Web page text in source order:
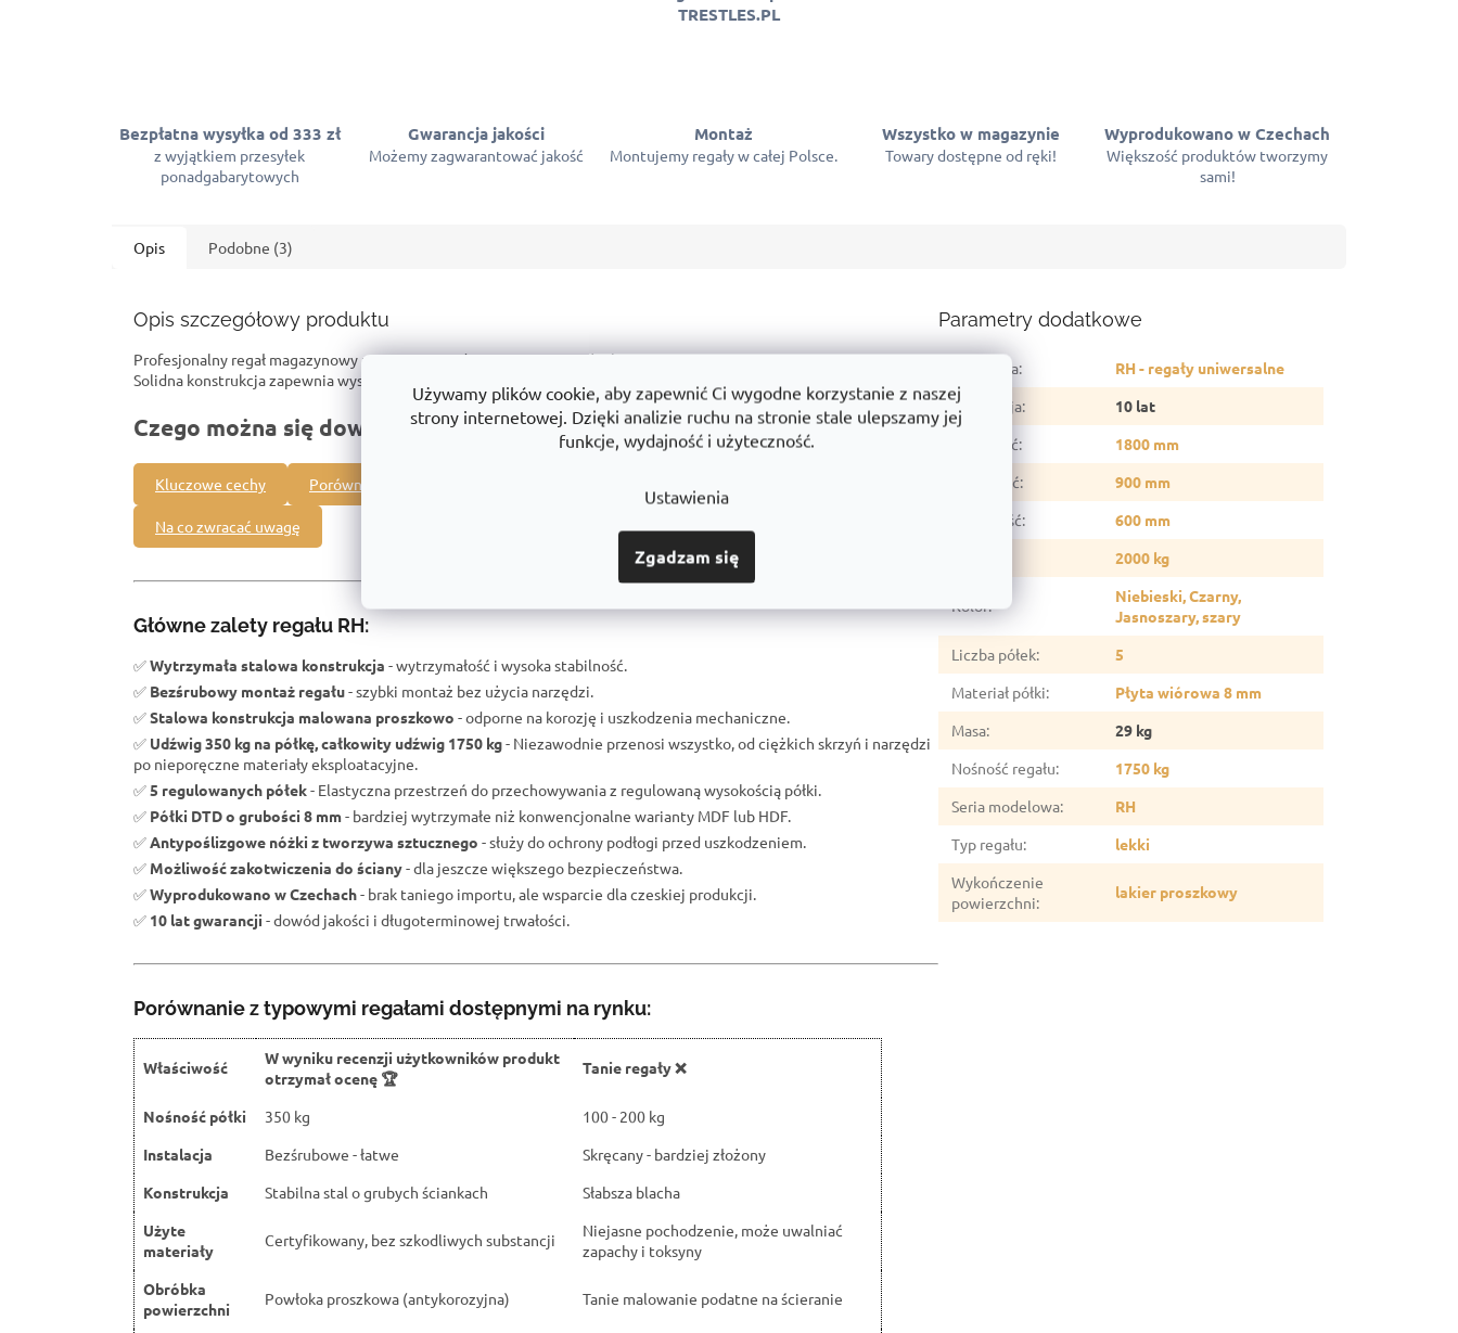
Używamy plików cookie, aby zapewnić Ci wygodne korzystanie z naszej
strony internetowej. Dzięki analizie ruchu na stronie stale ulepszamy jej
funkcje, wydajność i użyteczność.
Ustawienia
Zgadzam się
TRESTLES.PL
Bezpłatna wysyłka od 333 zł
z wyjątkiem przesyłek
ponadgabarytowych
Gwarancja jakości
Możemy zagwarantować jakość
Montaż
Montujemy regały w całej Polsce.
Wszystko w magazynie
Towary dostępne od ręki!
Wyprodukowano w Czechach
Większość produktów tworzymy
sami!
Opis Podobne (3)
Opis szczegółowy produktu
Profesjonalny regał magazynowy przeznaczony do intensywnego użytkowania.
Solidna konstrukcja zapewnia wysoką nośność oraz bezpieczne przechowywanie towarów.
Czego można się dowiedzieć o tym produkcie? Na przykład:
Kluczowe cechy Porównanie z innymi produktami
Na co zwracać uwagę
Główne zalety regału RH:
✅Wytrzymała stalowa konstrukcja - wytrzymałość i wysoka stabilność.
✅ Bezśrubowy montaż regału- szybki montaż bez użycia narzędzi.
✅Stalowa konstrukcja malowana proszkowo - odporne na korozję i uszkodzenia mechaniczne.
✅ Udźwig 350 kg na półkę, całkowity udźwig 1750 kg- Niezawodnie przenosi wszystko, od ciężkich skrzyń i narzędzi
po nieporęczne materiały eksploatacyjne.
✅5 regulowanych półek- Elastyczna przestrzeń do przechowywania z regulowaną wysokością półki.
✅ Półki DTD o grubości 8 mm- bardziej wytrzymałe niż konwencjonalne warianty MDF lub HDF.
✅Antypoślizgowe nóżki z tworzywa sztucznego - służy do ochrony podłogi przed uszkodzeniem.
✅ Możliwość zakotwiczenia do ściany- dla jeszcze większego bezpieczeństwa.
✅Wyprodukowano w Czechach- brak taniego importu, ale wsparcie dla czeskiej produkcji.
✅ 10 lat gwarancji - dowód jakości i długoterminowej trwałości.
Porównanie z typowymi regałami dostępnymi na rynku:
Właściwość
W wyniku recenzji użytkowników produkt
otrzymał ocenę 🏆
Tanie regały ❌
Nośność półki 350 kg
100 - 200 kg
Instalacja
Bezśrubowe - łatwe
Skręcany - bardziej złożony
Konstrukcja
Stabilna stal o grubych ściankach
Słabsza blacha
Użyte
materiały
Certyfikowany, bez szkodliwych substancji
Niejasne pochodzenie, może uwalniać
zapachy i toksyny
Obróbka
powierzchni
Powłoka proszkowa (antykorozyjna) Tanie malowanie podatne na ścieranie
Parametry dodatkowe
Kategoria:
RH - regały uniwersalne
Gwarancja:
10 lat
Wysokość:
1800 mm
Szerokość:
900 mm
Głębokość:
600 mm
2000 kg
Kolor:
Niebieski, Czarny,
Jasnoszary, szary
Liczba półek:
5
Materiał półki:
Płyta wiórowa 8 mm
Masa:
29 kg
Nośność regału:
1750 kg
Seria modelowa:
RH
Typ regału:
lekki
Wykończenie
powierzchni:
lakier proszkowy